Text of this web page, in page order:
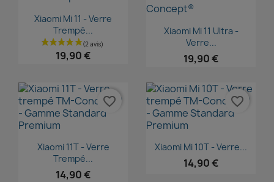
Aperçu rapide
Xiaomi Mi 11 - Verre
Trempé...
19,90 €
Aperçu rapide
Xiaomi Mi 11 Ultra -
Verre...
19,90 €
Aperçu rapide
Xiaomi 11T - Verre
Trempé...
14,90 €
favorite_border
Aperçu rapide
Xiaomi Mi 10T - Verre...
14,90 €
favorite_border